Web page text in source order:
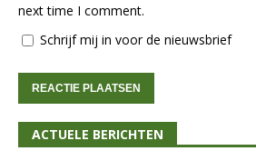
next time I comment.
Schrijf mij in voor de nieuwsbrief
ACTUELE BERICHTEN